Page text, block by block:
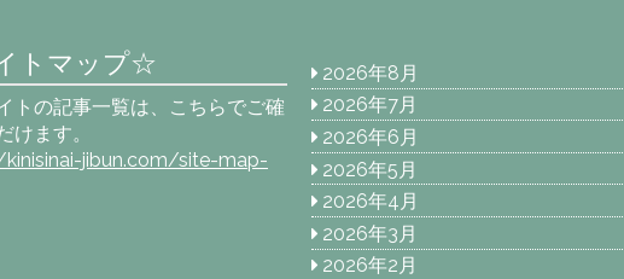
トマップ☆
トの記事一覧は、こちらでご確
けます。
jibun.com/site-map-
2026年8月
2026年7月
2026年6月
2026年5月
2026年4月
2026年3月
2026年2月